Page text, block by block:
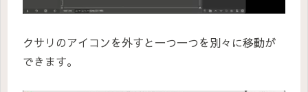
クサリのアイコンを外すと一つ一つを別々に移動が
できます。